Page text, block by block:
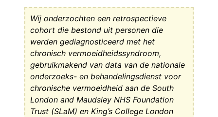
Wij onderzochten een retrospectieve
cohort die bestond uit personen die
werden gediagnosticeerd met het
chronisch vermoeidheidssyndroom,
gebruikmakend van data van de nationale
onderzoeks- en behandelingsdienst voor
chronische vermoeidheid aan de South
London and Maudsley NHS Foundation
Trust (SLaM) en King’s College London